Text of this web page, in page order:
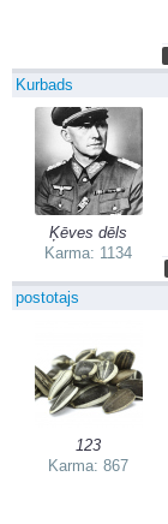
Kurbads
Ķēves dēls
Karma: 1134
postotajs
123
Karma: 867